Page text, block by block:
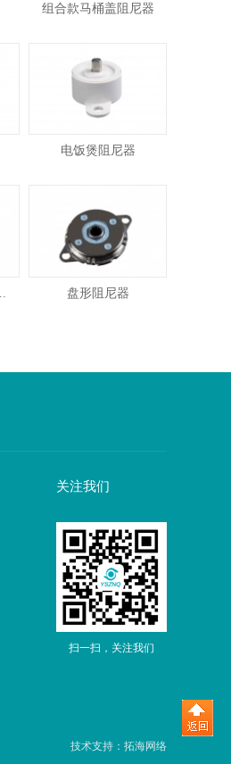
组合款马桶盖阻尼器
电饭煲阻尼器
盘形阻尼器
关注我们
扫一扫，关注我们
技术支持： 拓海网络